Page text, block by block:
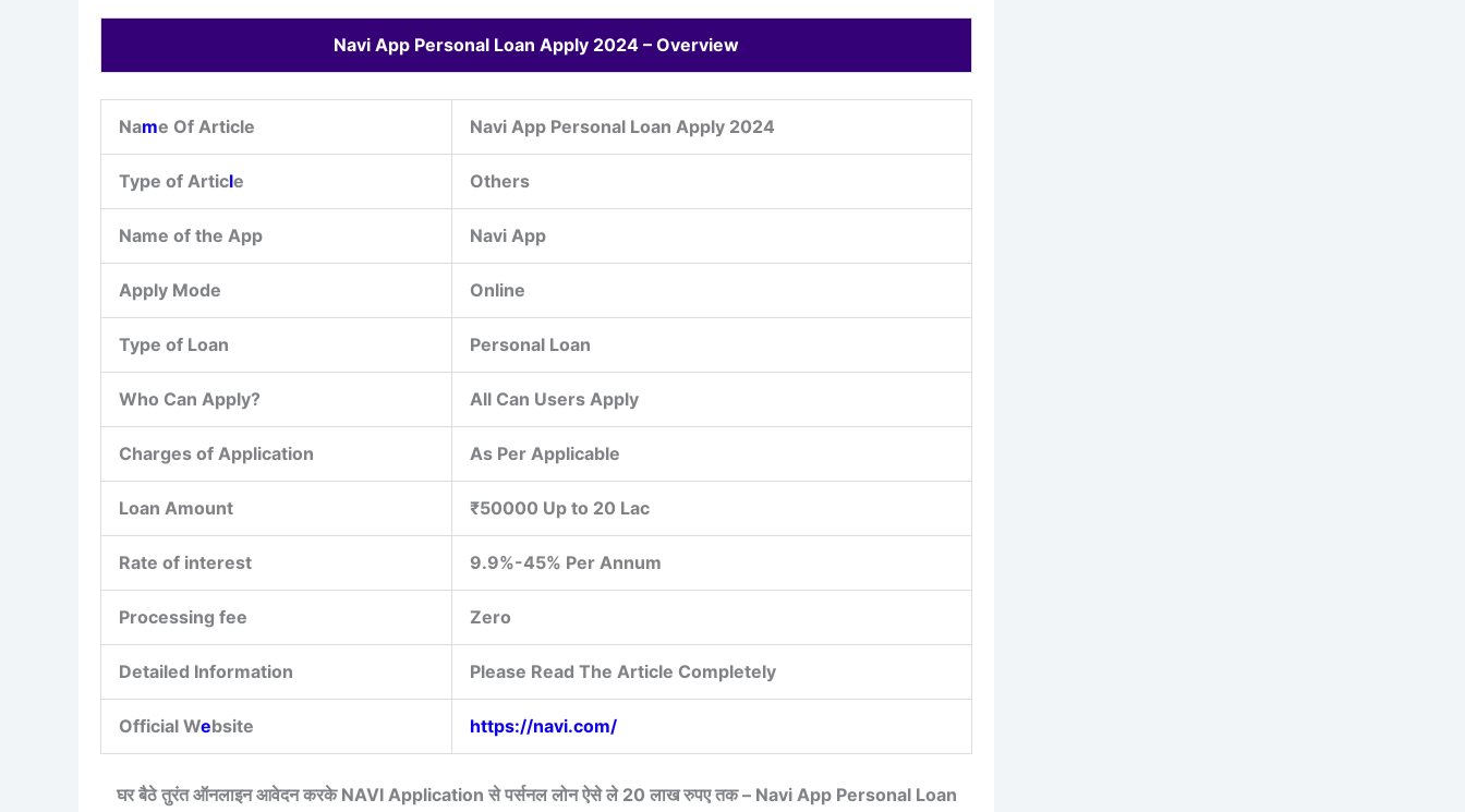
Navi App Personal Loan Apply 2024 – Overview
Name Of Article Navi App Personal Loan Apply 2024
Type of Article Others
Name of the App Navi App
Apply Mode Online
Type of Loan Personal Loan
Who Can Apply? All Can Users Apply
Charges of Application As Per Applicable
Loan Amount ₹50000 Up to 20 Lac
Rate of interest 9.9%-45% Per Annum
Processing fee Zero
Detailed Information Please Read The Article Completely
Official Website https://navi.com/
घर बैठे तुरंत ऑनलाइन आवेदन करके NAVI Application से पर्सनल लोन ऐसे ले 20 लाख रुपए तक – Navi App Personal Loan